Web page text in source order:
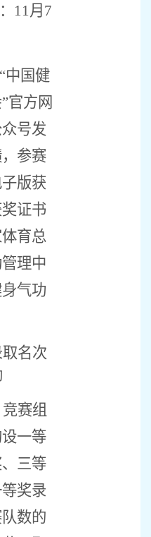
11月 7
中国健
官方网
号发
参赛
版获
证书
育总
理中
气功
名次
竞赛组
一等
三等
奖录
数的